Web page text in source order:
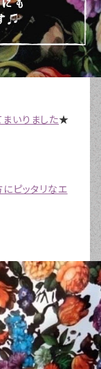
いりました★
ピッタリなエ